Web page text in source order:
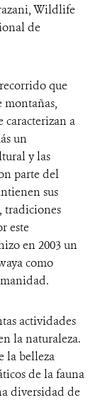
Wildlife
de
que
montañas,
caracterizan a
un
y las
parte del
sus
tradiciones
este
en 2003 un
como
actividades
la naturaleza.
la belleza
de la fauna
diversidad de